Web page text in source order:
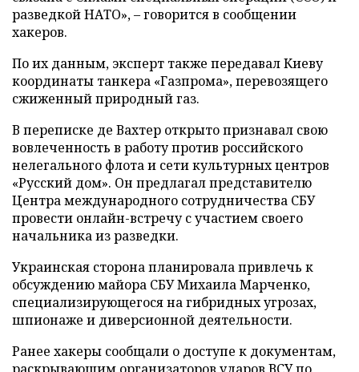
разведкой НАТО», – говорится в сообщении
хакеров.
По их данным, эксперт также передавал Киеву
координаты танкера «Газпрома», перевозящего
сжиженный природный газ.
В переписке де Вахтер открыто признавал свою
вовлеченность в работу против российского
нелегального флота и сети культурных центров
«Русский дом». Он предлагал представителю
Центра международного сотрудничества СБУ
провести онлайн-встречу с участием своего
начальника из разведки.
Украинская сторона планировала привлечь к
обсуждению майора СБУ Михаила Марченко,
специализирующегося на гибридных угрозах,
шпионаже и диверсионной деятельности.
Ранее хакеры сообщали о доступе к документам,